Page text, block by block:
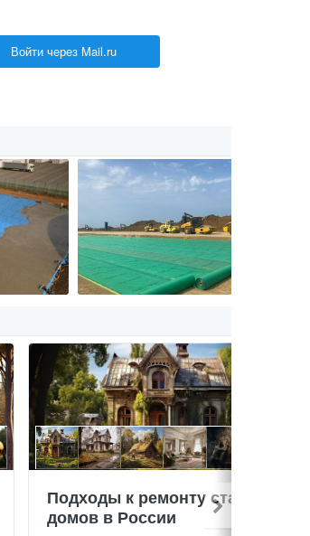
Войти через Mail.ru
Подходы к ремонту старых
домов в России